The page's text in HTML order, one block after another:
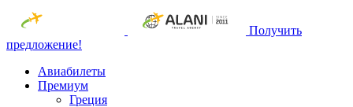
Получить
предложение!
Авиабилеты
Премиум
Греция